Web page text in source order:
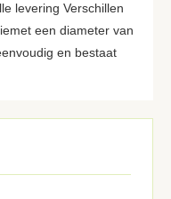
levering Verschillen
een diameter van
en bestaat